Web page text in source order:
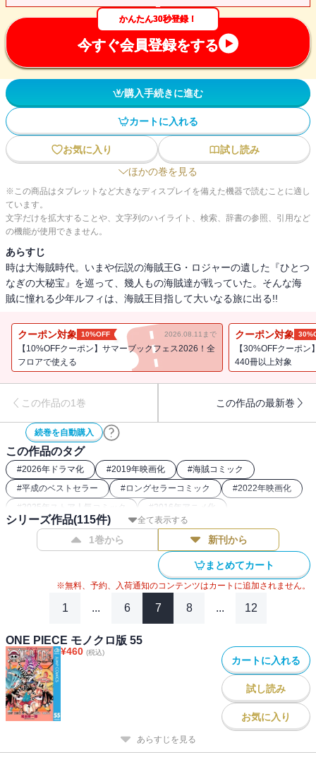
かんたん30秒登録！
今すぐ会員登録をする
購入手続きに進む
カートに入れる
お気に入り
試し読み
ほかの巻を見る
※この商品はタブレットなど大きなディスプレイを備えた機器で読むことに適し
ています。
文字だけを拡大することや、文字列のハイライト、検索、辞書の参照、引用など
の機能が使用できません。
あらすじ
時は大海賊時代。いまや伝説の海賊王G・ロジャーの遺した『ひとつ
なぎの大秘宝』を巡って、幾人もの海賊達が戦っていた。そんな海
賊に憧れる少年ルフィは、海賊王目指して大いなる旅に出る!!
クーポン対象 10%OFF 2026.08.11まで
【10%OFFクーポン】サマーブックフェス2026！全
フロアで使える
クーポン対象
【30%OFFクーポ
440冊以上対象
この作品の1巻 この作品の最新巻
続巻を自動購入
この作品のタグ
#2026年ドラマ化 #2019年映画化 #海賊コミック
#平成のベストセラー #ロングセラーコミック #2022年映画化
#2025年ストア人気コミック #2016年アニメ化
#週刊少年ジャンプ（00年代） #2023年ドラマ化
ONEPIECE関連作 #最強主人公コミック
# 26年春ドラマ・映画化
全て表示する
シリーズ作品(115件)
1巻から 新刊から
まとめてカート
※無料、予約、入荷通知のコンテンツはカートに追加されません。
1 ... 6 7 8 ... 12
ONE PIECE モノクロ版 55
¥460 (税込)
カートに入れる
試し読み
お気に入り
あらすじを見る